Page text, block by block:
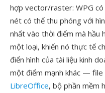
hợp vector/raster: WPG
nét có thể thu phóng với
nhất vào thời điểm mà hầu
một loại, khiến nó thực tế
điển hình của tài liệu kinh
một điểm mạnh khác — file
LibreOffice, bộ phần mềm